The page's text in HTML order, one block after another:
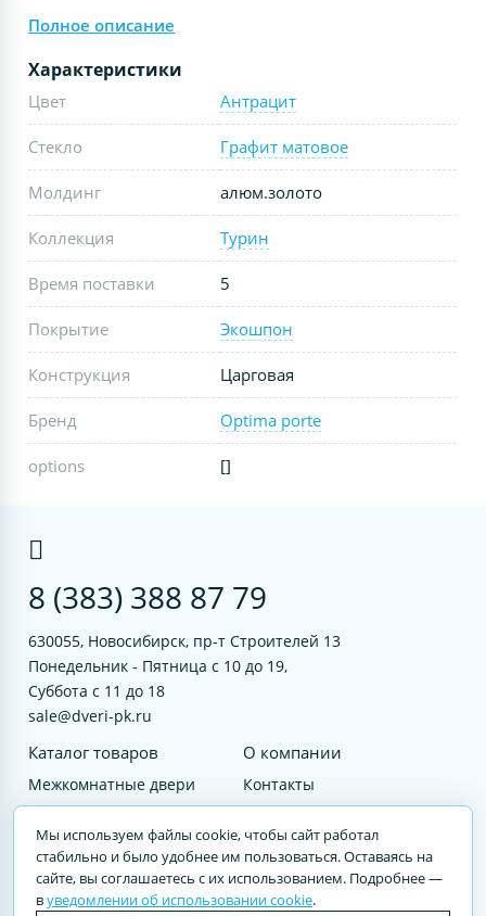
Полное описание
Характеристики
Цвет Антрацит
Стекло Графит матовое
Молдинг алюм.золото
Коллекция Турин
Время поставки 5
Покрытие Экошпон
Конструкция Царговая
Бренд Optima porte
options []
8 (383) 388 87 79
630055, Новосибирск, пр-т Строителей 13
Понедельник - Пятница с 10 до 19,
Суббота с 11 до 18
sale@dveri-pk.ru
Каталог товаров
Межкомнатные двери
Входные двери
Услуги
О компании
Контакты
Мы используем файлы cookie, чтобы сайт работал
стабильно и было удобнее им пользоваться. Оставаясь на
сайте, вы соглашаетесь с их использованием. Подробнее —
вуведомлении об использовании cookie.